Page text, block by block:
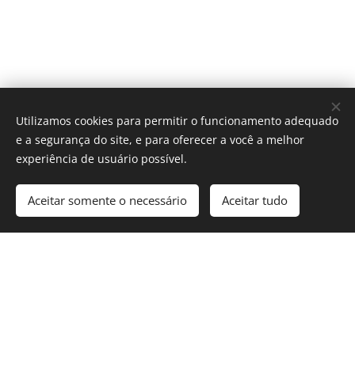
Cookies
Utilizamos cookies para permitir o funcionamento adequado
e a segurança do site, e para oferecer a você a melhor
experiência de usuário possível.
Aceitar somente o necessário Aceitar tudo